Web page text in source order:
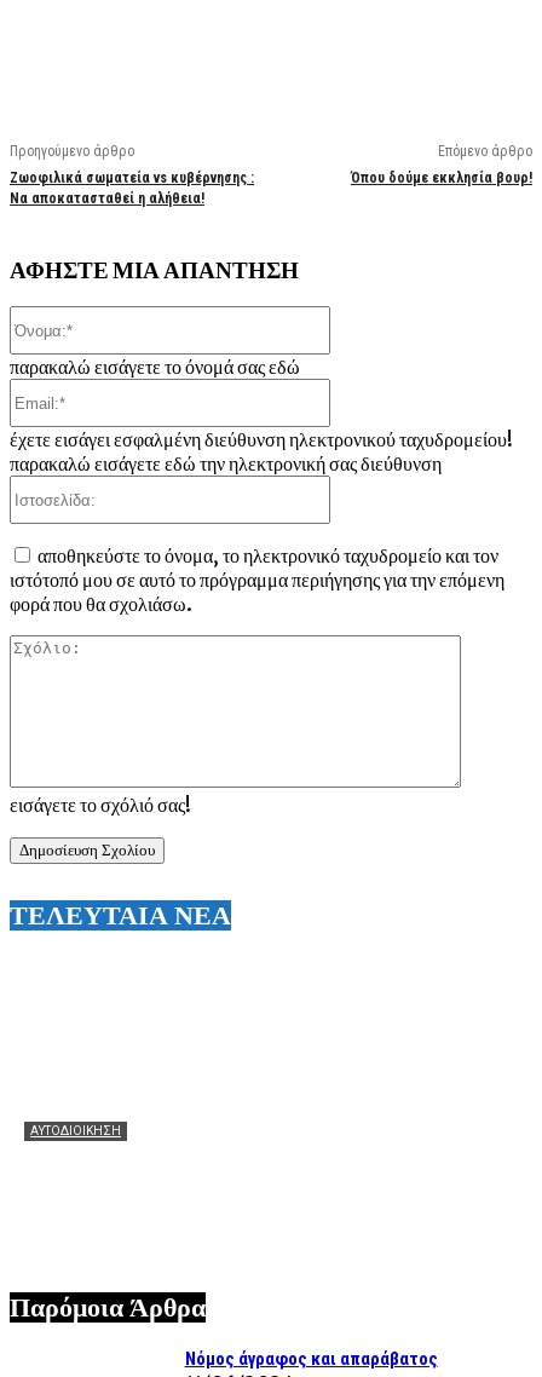
Προηγούμενο άρθρο
Ζωοφιλικά σωματεία vs κυβέρνησης :
Να αποκατασταθεί η αλήθεια!
Επόμενο άρθρο
Όπου δούμε εκκλησία βουρ!
ΑΦΗΣΤΕ ΜΙΑ ΑΠΑΝΤΗΣΗ
εισάγετε το σχόλιό σας!
παρακαλώ εισάγετε το όνομά σας εδώ
έχετε εισάγει εσφαλμένη διεύθυνση ηλεκτρονικού ταχυδρομείου!
παρακαλώ εισάγετε εδώ την ηλεκτρονική σας διεύθυνση
αποθηκεύστε το όνομα, το ηλεκτρονικό ταχυδρομείο και τον
ιστότοπό μου σε αυτό το πρόγραμμα περιήγησης για την επόμενη
φορά που θα σχολιάσω.
ΤΕΛΕΥΤΑΙΑ ΝΕΑ
ΑΥΤΟΔΙΟΙΚΗΣΗ
Παρόμοια Άρθρα
Νόμος άγραφος και απαράβατος